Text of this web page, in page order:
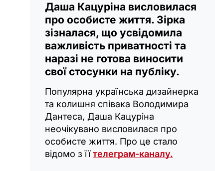
Даша Кацуріна висловилася
про особисте життя. Зірка
зізналася, що усвідомила
важливість приватності та
наразі не готова виносити
свої стосунки на публіку.
Популярна українська дизайнерка
та колишня співака Володимира
Дантеса, Даша Кацуріна
неочікувано висловилася про
особисте життя. Про це стало
відомо з їїтелеграм-каналу.